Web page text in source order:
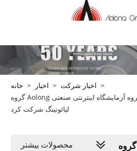
خانه > اخبار > اخبار شرکت >
گروه Aolong در کنفرانس موسس گروه آزمایشگاه اینترنتی صنعتی
لیائونینگ شرکت کرد
گروه Aolong در محصولات بیشتر